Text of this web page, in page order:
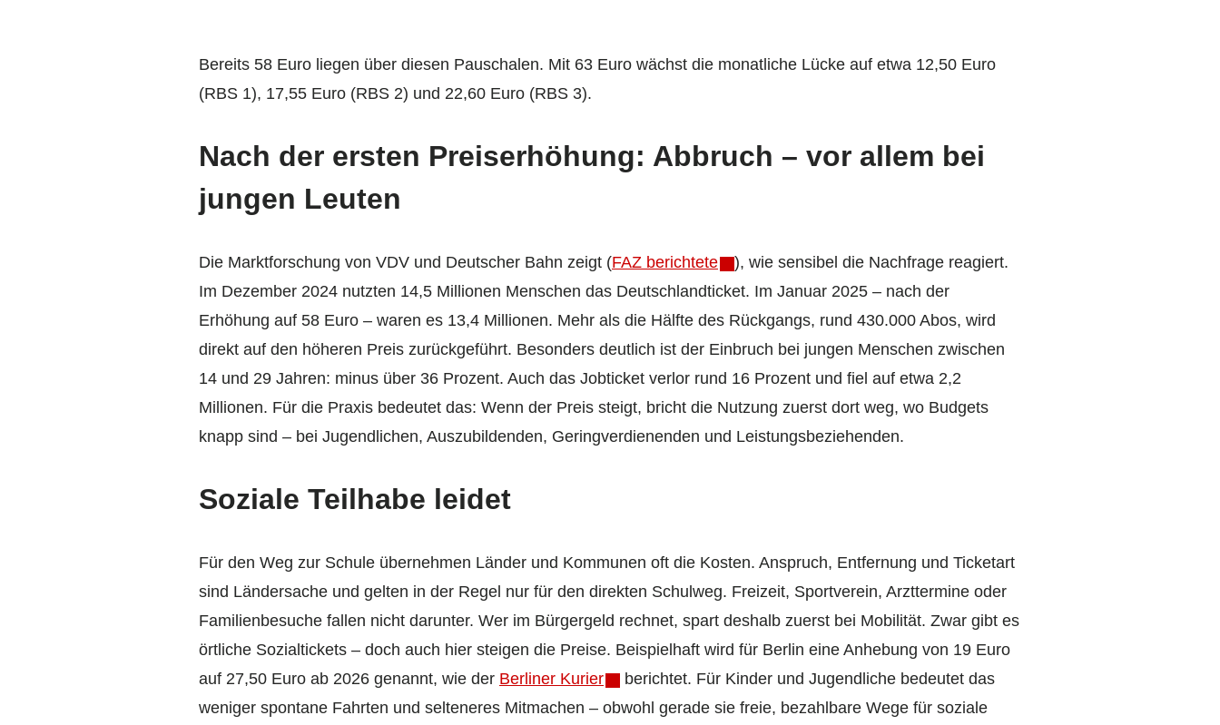
Bereits 58 Euro liegen über diesen Pauschalen. Mit 63 Euro wächst die monatliche Lücke auf etwa 12,50 Euro
(RBS 1), 17,55 Euro (RBS 2) und 22,60 Euro (RBS 3).
Nach der ersten Preiserhöhung: Abbruch – vor allem bei
jungen Leuten
Die Marktforschung von VDV und Deutscher Bahn zeigt (FAZ berichtete
), wie sensibel die Nachfrage reagiert.
Im Dezember 2024 nutzten 14,5 Millionen Menschen das Deutschlandticket. Im Januar 2025 – nach der
Erhöhung auf 58 Euro – waren es 13,4 Millionen. Mehr als die Hälfte des Rückgangs, rund 430.000 Abos, wird
direkt auf den höheren Preis zurückgeführt. Besonders deutlich ist der Einbruch bei jungen Menschen zwischen
14 und 29 Jahren: minus über 36 Prozent. Auch das Jobticket verlor rund 16 Prozent und fiel auf etwa 2,2
Millionen. Für die Praxis bedeutet das: Wenn der Preis steigt, bricht die Nutzung zuerst dort weg, wo Budgets
knapp sind – bei Jugendlichen, Auszubildenden, Geringverdienenden und Leistungsbeziehenden.
Soziale Teilhabe leidet
Für den Weg zur Schule übernehmen Länder und Kommunen oft die Kosten. Anspruch, Entfernung und Ticketart
sind Ländersache und gelten in der Regel nur für den direkten Schulweg. Freizeit, Sportverein, Arzttermine oder
Familienbesuche fallen nicht darunter. Wer im Bürgergeld rechnet, spart deshalb zuerst bei Mobilität. Zwar gibt es
örtliche Sozialtickets – doch auch hier steigen die Preise. Beispielhaft wird für Berlin eine Anhebung von 19 Euro
auf 27,50 Euro ab 2026 genannt, wie der Berliner Kurier
berichtet. Für Kinder und Jugendliche bedeutet das
weniger spontane Fahrten und selteneres Mitmachen – obwohl gerade sie freie, bezahlbare Wege für soziale